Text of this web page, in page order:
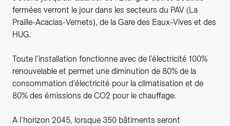
fermées verront le jour dans les secteurs du PAV (La
Praille-Acacias-Vernets), de la Gare des Eaux-Vives et des
HUG.
Toute l’installation fonctionne avec de l’électricité 100%
renouvelable et permet une diminution de 80% de la
consommation d’électricité pour la climatisation et de
80% des émissions de CO2 pour le chauffage.
A l’horizon 2045, lorsque 350 bâtiments seront